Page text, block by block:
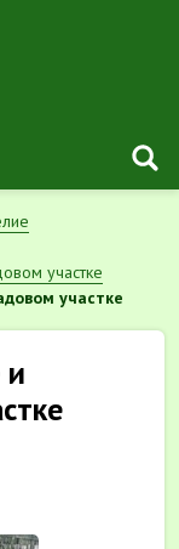
участке
участке
и